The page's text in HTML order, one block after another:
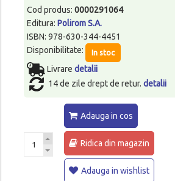
Cod produs: 0000291064
Editura: Polirom S.A.
ISBN: 978-630-344-4451
Disponibilitate:
In stoc
Livrare detalii
14 de zile drept de retur. detalii
Adauga in cos
Ridica din magazin
Adauga in wishlist